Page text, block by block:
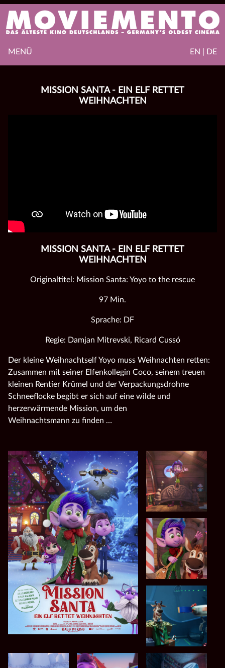
EN | DE
MENÜ
MISSION SANTA - EIN ELF RETTET
WEIHNACHTEN
MISSION SANTA - EIN ELF RETTET
WEIHNACHTEN
Originaltitel: Mission Santa: Yoyo to the rescue
97 Min.
Sprache: DF
Regie: Damjan Mitrevski, Ricard Cussó
Der kleine Weihnachtself Yoyo muss Weihnachten retten:
Zusammen mit seiner Elfenkollegin Coco, seinem treuen
kleinen Rentier Krümel und der Verpackungsdrohne
Schneeflocke begibt er sich auf eine wilde und
herzerwärmende Mission, um den
Weihnachtsmann zu finden …